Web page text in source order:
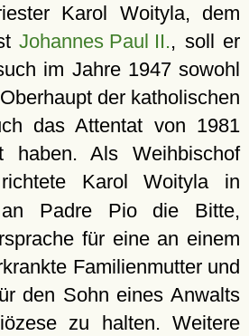
Karol Woityla, dem
Johannes Paul II., soll er
im Jahre 1947 sowohl
der katholischen
das Attentat von 1981
haben. Als Weihbischof
Karol Woityla in
Padre Pio die Bitte,
für eine an einem
Familienmutter und
den Sohn eines Anwalts
zu halten. Weitere